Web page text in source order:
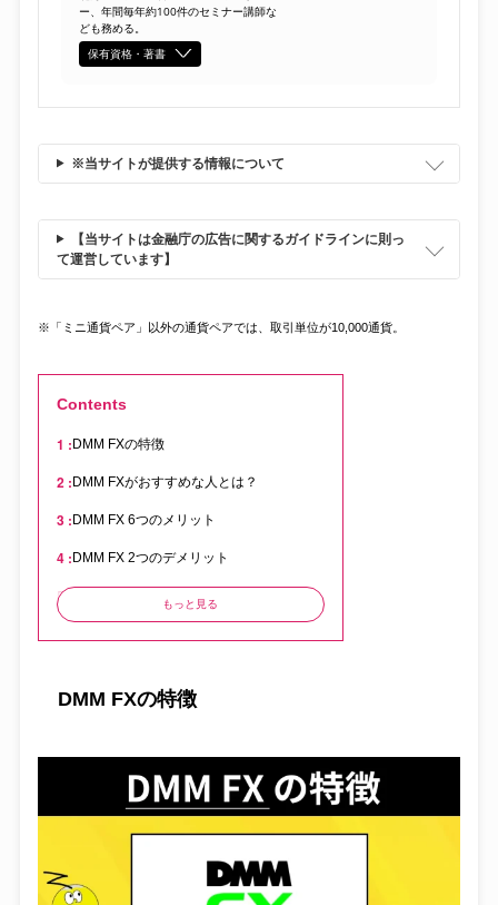
ー、年間毎年約100件のセミナー講師な
ども務める。
保有資格・著書
※当サイトが提供する情報について
【当サイトは金融庁の広告に関するガイドラインに則っ
て運営しています】
※「ミニ通貨ペア」以外の通貨ペアでは、取引単位が10,000通貨。
Contents
DMM FXの特徴
DMM FXがおすすめな人とは？
DMM FX 6つのメリット
DMM FX 2つのデメリット
DMM FX評判のまとめ
もっと見る
DMM FXの特徴